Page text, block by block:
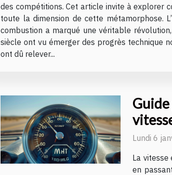
des compétitions. Cet article invite à explorer
toute la dimension de cette métamorphose.
combustion a marqué une véritable
siècle ont vu émerger des progrès technique
ont dû relever...
Lundi 6
La
en